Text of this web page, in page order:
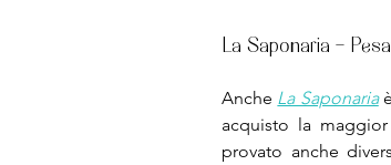
La Saponaria -
Anche La Saponaria
acquisto la
provato anche